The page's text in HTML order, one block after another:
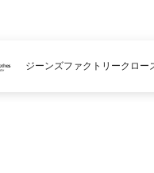
ジーンズファクトリークロー